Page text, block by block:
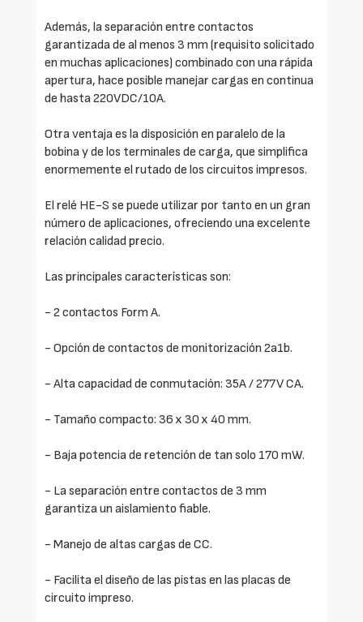
Además, la separación entre contactos
garantizada de al menos 3 mm (requisito solicitado
en muchas aplicaciones) combinado con una rápida
apertura, hace posible manejar cargas en continua
de hasta 220VDC/10A.
Otra ventaja es la disposición en paralelo de la
bobina y de los terminales de carga, que simplifica
enormemente el rutado de los circuitos impresos.
El relé HE-S se puede utilizar por tanto en un gran
número de aplicaciones, ofreciendo una excelente
relación calidad precio.
Las principales características son:
- 2 contactos Form A.
- Opción de contactos de monitorización 2a1b.
- Alta capacidad de conmutación: 35A / 277V CA.
- Tamaño compacto: 36 x 30 x 40 mm.
- Baja potencia de retención de tan solo 170 mW.
- La separación entre contactos de 3 mm
garantiza un aislamiento fiable.
- Manejo de altas cargas de CC.
- Facilita el diseño de las pistas en las placas de
circuito impreso.